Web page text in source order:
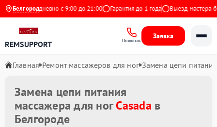
Белгород
Ежедневно с 9:00 до 21:00 Гарантия до 1 года Выезд мастера
REMSUPPORT Позвонить
Заявка
Главная Ремонт массажеров для ног Замена цепи питания
Замена цепи питания
массажера для ногCasada в
Белгороде